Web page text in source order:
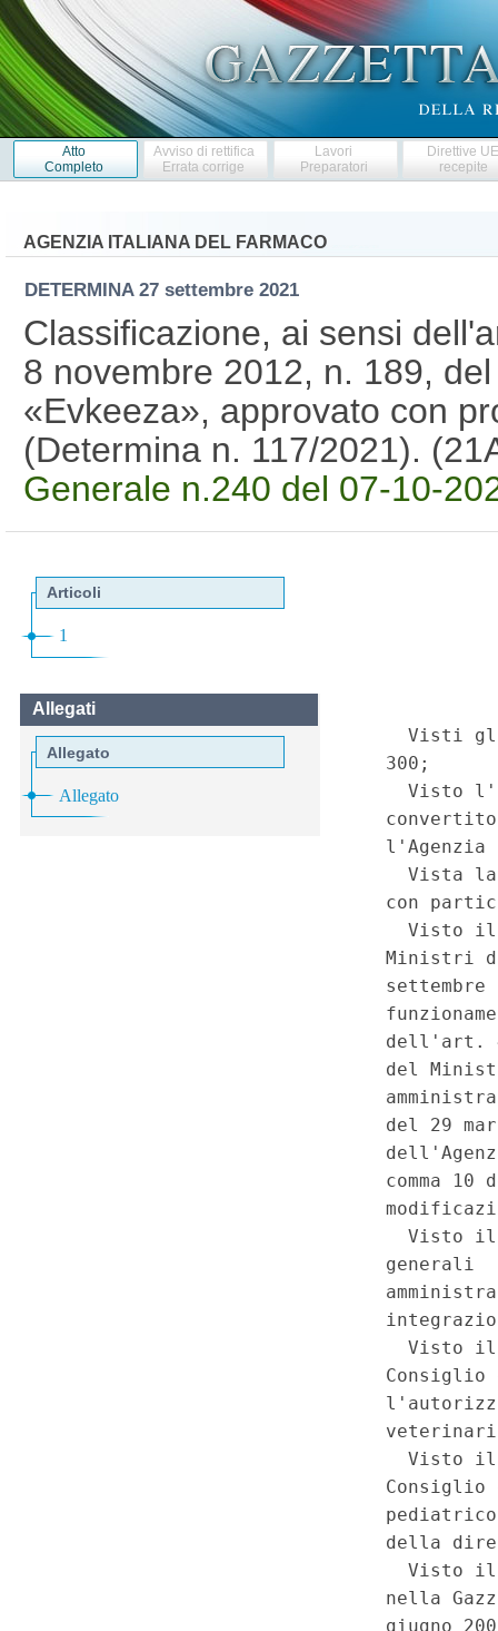
Atto
Completo
Avviso di rettifica
Errata corrige
Lavori
Preparatori
Direttive
recepite
AGENZIA ITALIANA DEL FARMACO
DETERMINA 27 settembre 2021
Classificazione, ai sensi
8 novembre 2012, n. 189,
«Evkeeza», approvato con
(Determina n. 117/2021).
Generale n.240 del 07-10-